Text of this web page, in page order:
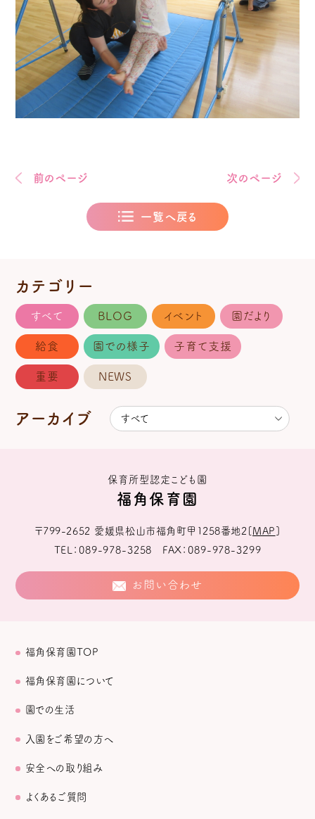
前のページ 次のページ
一覧へ戻る
カテゴリー
すべて BLOG イベント 園だより
給食 園での様子 子育て支援
重要 NEWS
アーカイブ
保育所型認定こども園
福角保育園
〒799-2652 愛媛県松山市福角町甲1258番地2 [ MAP ]
TEL
089-978-3258 FAX 089-978-3299
お問い合わせ
福角保育園TOP
福角保育園について
園での生活
入園をご希望の方へ
安全への取り組み
よくあるご質問